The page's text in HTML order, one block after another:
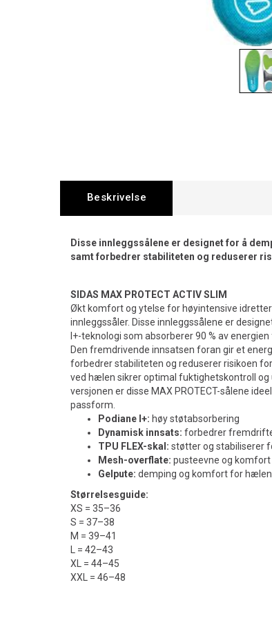
Beskrivelse
Disse innleggssålene er designet for å
samt forbedrer stabiliteten og reduserer
SIDAS MAX PROTECT ACTIV SLIM
Økt komfort og ytelse for høyintensive idretter
innleggssåler. Disse innleggssålene er
I+-teknologi som absorberer 90 % av
Den fremdrivende innsatsen foran gir et
forbedrer stabiliteten og reduserer risikoen
ved hælen sikrer optimal fuktighetskontroll og
versjonen er disse MAX PROTECT-sålene
passform.
Podiane I+: høy støtabsorbering
Dynamisk innsats: forbedrer
TPU FLEX-skal: støtter og stabiliserer
Mesh-overflate: pusteevne og komfort
Gelpute: demping og komfort for hælen
Størrelsesguide:
XS = 35–36
S = 37–38
M = 39–41
L = 42–43
XL = 44–45
XXL = 46–48